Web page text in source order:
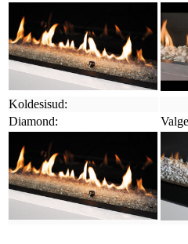
Koldesisud:
Diamond: